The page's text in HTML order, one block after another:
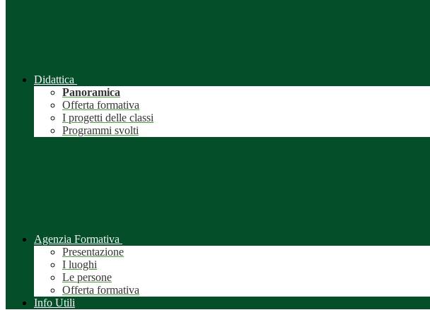
Didattica
Panoramica
Offerta formativa
I progetti delle classi
Programmi svolti
Agenzia Formativa
Presentazione
I luoghi
Le persone
Offerta formativa
Info Utili